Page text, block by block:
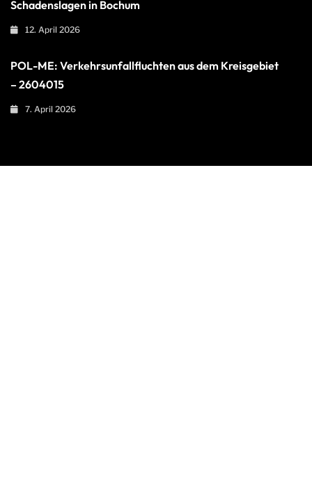
Schadenslagen in Bochum
12. April 2026
POL-ME: Verkehrsunfallfluchten aus dem Kreisgebiet
– 2604015
7. April 2026